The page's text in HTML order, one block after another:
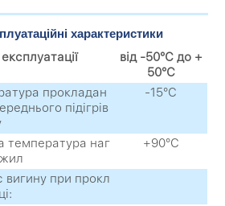
характеристики
від -50°С до +
50°С
прокладан
підігрів
-15°С
температура наг
жил
+90°С
вигину при прокл